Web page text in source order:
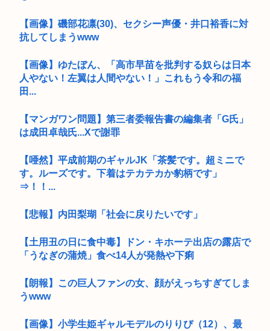
【画像】磯部花凛(30)、セクシー声優・井口裕香に対
抗してしまうwww
【画像】ゆたぼん、「高市早苗を批判する奴らは日本
人やない！左翼は人間やない！」これもう令和の福
田...
【マンガワン問題】第三者委報告書の編集者「G氏」
は成田卓哉氏...Xで謝罪
【唖然】平成前期のギャルJK「茶髪です。超ミニで
す。ルーズです。下着はテカテカか豹柄です」
⇒！！...
【悲報】内田梨瑚「社会に戻りたいです」
【土用丑の日に食中毒】ドン・キホーテ出店の露店で
「うなぎの蒲焼」食べ14人が発熱や下痢
【朗報】この巨人ファンの女、顔がえっちすぎてしま
うwww
【画像】小学生姫ギャルモデルのりりぴ（12）、最